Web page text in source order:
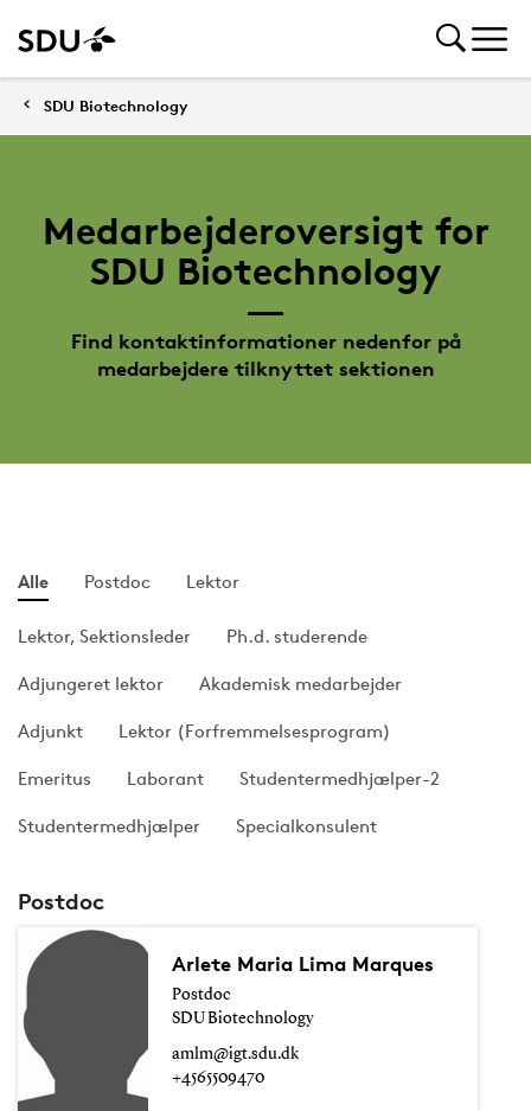
SDU Biotechnology
Medarbejderoversigt for
SDU Biotechnology
Find kontaktinformationer nedenfor på
medarbejdere tilknyttet sektionen
Alle Postdoc Lektor
Lektor, Sektionsleder Ph.d. studerende
Adjungeret lektor Akademisk medarbejder
Adjunkt Lektor (Forfremmelsesprogram)
Emeritus Laborant Studentermedhjælper-2
Studentermedhjælper Specialkonsulent
Postdoc
Arlete Maria Lima Marques
Postdoc
SDU Biotechnology
amlm@igt.sdu.dk
+4565509470